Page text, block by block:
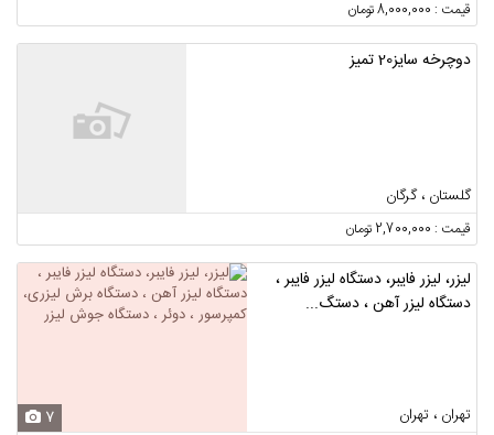
قیمت : 8,000,000 تومان
دوچرخه سایز20 تمیز
گلستان ، گرگان
قیمت : 2,700,000 تومان
لیزر، لیزر فایبر، دستگاه لیزر فایبر ،
دستگاه لیزر آهن ، دستگ...
تهران ، تهران 7